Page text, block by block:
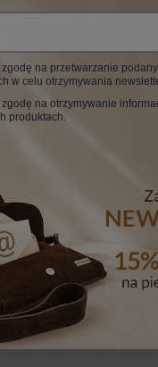
Masz
pytania i odpowiedzi
na przetwarzanie
w celu otrzymywania
na otrzymywanie
produktach.